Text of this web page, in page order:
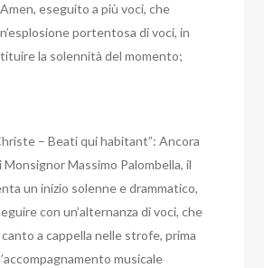
eseguito a più voci, che
portentosa di voci, in
la solennità del momento;
– Beati qui habitant”: Ancora
Monsignor Massimo Palombella, il
un inizio solenne e drammatico,
con un’alternanza di voci, che
a cappella nelle strofe, prima
musicale